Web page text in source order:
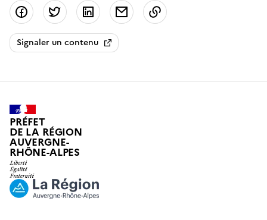
Partager sur Facebook
Partager sur Twitter
Partager sur LinkedIn
Partager par email
Signaler un contenu
PRÉFET
DE LA RÉGION
AUVERGNE-
RHÔNE-ALPES